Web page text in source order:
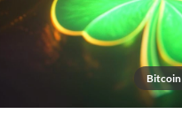
Bitcoin